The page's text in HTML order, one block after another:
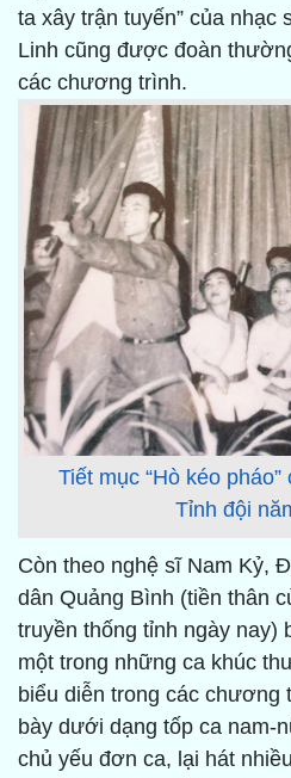
ta xây trận tuyến” của nhạc
Linh cũng được đoàn
các chương trình.
Tiết mục “Hò kéo
Tỉnh đội
Còn theo nghệ sĩ Nam Kỷ,
dân Quảng Bình (tiền thân
truyền thống tỉnh ngày nay)
một trong những ca khúc
biểu diễn trong các
bày dưới dạng tốp ca nam-
chủ yếu đơn ca, lại hát